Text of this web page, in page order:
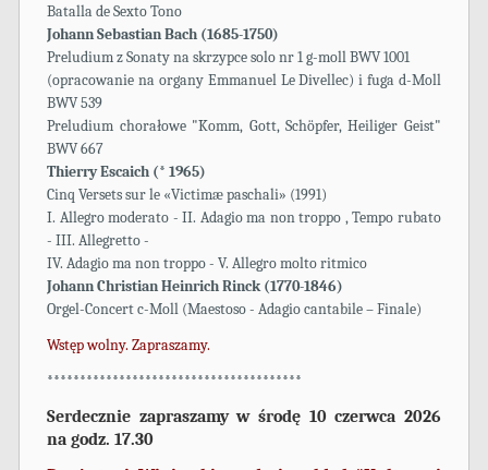
Batalla de Sexto Tono
Johann Sebastian Bach (1685-1750)
Preludium z Sonaty na skrzypce solo nr 1 g-moll BWV 1001
(opracowanie na organy Emmanuel Le Divellec) i fuga d-Moll
BWV 539
Preludium chorałowe "Komm, Gott, Schöpfer, Heiliger Geist"
BWV 667
Thierry Escaich (* 1965)
Cinq Versets sur le «Victimæ paschali» (1991)
I. Allegro moderato - II. Adagio ma non troppo , Tempo rubato
- III. Allegretto -
IV. Adagio ma non troppo - V. Allegro molto ritmico
Johann Christian Heinrich Rinck (1770-1846)
Orgel-Concert c-Moll (Maestoso - Adagio cantabile – Finale)
Wstęp wolny. Zapraszamy.
***************************************
Serdecznie zapraszamy w środę 10 czerwca 2026
na godz. 17.30